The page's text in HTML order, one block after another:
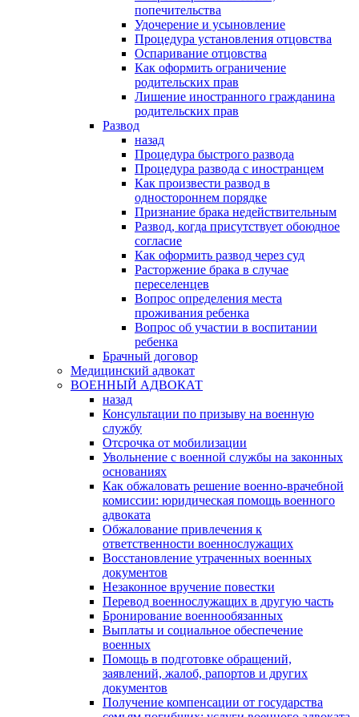
попечительства
Удочерение и усыновление
Процедура установления отцовства
Оспаривание отцовства
Как оформить ограничение
родительских прав
Лишение иностранного гражданина
родительских прав
Развод
назад
Процедура быстрого развода
Процедура развода с иностранцем
Как произвести развод в
одностороннем порядке
Признание брака недействительным
Развод, когда присутствует обоюдное
согласие
Как оформить развод через суд
Расторжение брака в случае
переселенцев
Вопрос определения места
проживания ребенка
Вопрос об участии в воспитании
ребенка
Брачный договор
Медицинский адвокат
ВОЕННЫЙ АДВОКАТ
назад
Консультации по призыву на военную
службу
Отсрочка от мобилизации
Увольнение с военной службы на законных
основаниях
Как обжаловать решение военно-врачебной
комиссии: юридическая помощь военного
адвоката
Обжалование привлечения к
ответственности военнослужащих
Восстановление утраченных военных
документов
Незаконное вручение повестки
Перевод военнослужащих в другую часть
Бронирование военнообязанных
Выплаты и социальное обеспечение
военных
Помощь в подготовке обращений,
заявлений, жалоб, рапортов и других
документов
Получение компенсации от государства